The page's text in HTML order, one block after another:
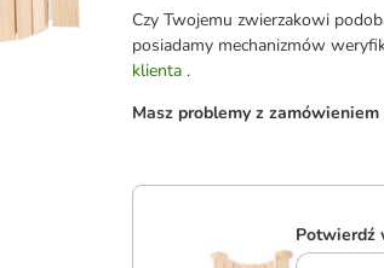
Czy Twojemu zwierzakowi
posiadamy mechanizmów
klienta .
Masz problemy z
Potwierdź